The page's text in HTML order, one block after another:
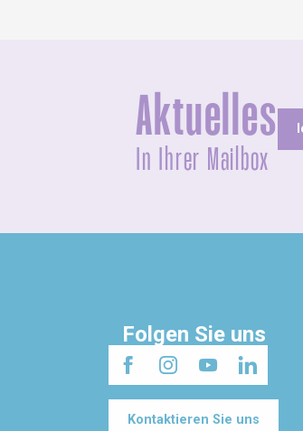
Aktuelles
In Ihrer Mailbox
Folgen Sie uns
Kontaktieren Sie uns